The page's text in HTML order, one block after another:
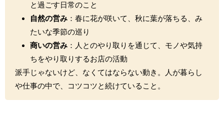
と過ごす日常のこと
自然の営み ：春に花が咲いて、秋に葉が落ちる、み
たいな季節の巡り
商いの営み ：人とのやり取りを通じて、モノや気持
ちをやり取りするお店の活動
派手じゃないけど、なくてはならない動き。人が暮らし
や仕事の中で、コツコツと続けていること。